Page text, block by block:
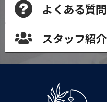
よくある質問
スタッフ紹介